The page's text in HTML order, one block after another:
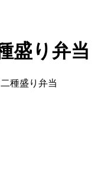
盛り弁当
種盛り弁当